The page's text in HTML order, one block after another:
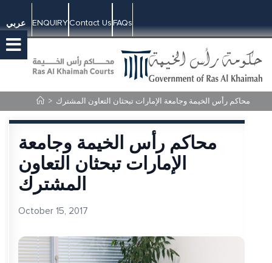
عربي ENQUIRYContact UsFAQs
> محاكم رأس الخيمة وجامعة الإمارات تبحثان التعاون المشترك
محاكم رأس الخيمة وجامعة
الإمارات تبحثان التعاون
المشترك
October 15, 2017